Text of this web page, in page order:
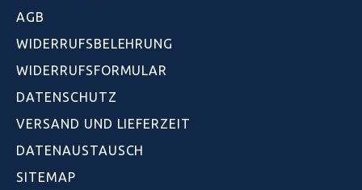
AGB
WIDERRUFSBELEHRUNG
WIDERRUFSFORMULAR
DATENSCHUTZ
VERSAND UND LIEFERZEIT
DATENAUSTAUSCH
SITEMAP